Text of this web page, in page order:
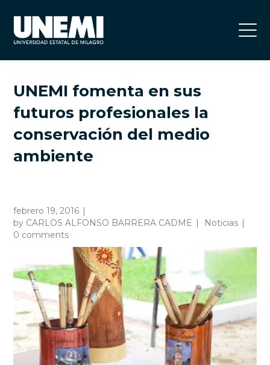
UNEMI fomenta en sus
futuros profesionales la
conservación del medio
ambiente
febrero 19, 2016
by CARLOS ALFONSO BARRERA CADME
Noticias
0 comments